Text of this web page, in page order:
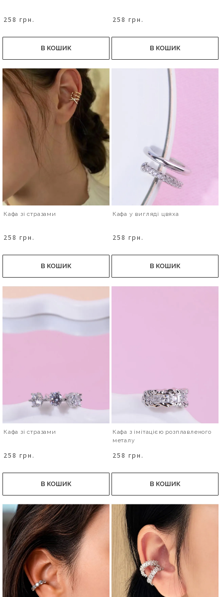
258 грн.
В КОШИК
258 грн.
В КОШИК
Кафа зі стразами
258 грн.
В КОШИК
Кафа у вигляді цвяха
258 грн.
В КОШИК
Кафа зі стразами
258 грн.
В КОШИК
Кафа з імітацією розплавленого
металу
258 грн.
В КОШИК